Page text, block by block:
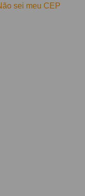
sei meu CEP